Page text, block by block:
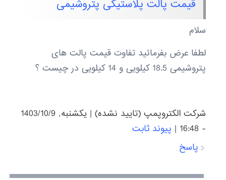
قیمت پالت پلاستیکی پتروشیمی
سلام
لطفا عرض بفرمائید تفاوت قیمت پالت های
پتروشیمی 18.5 کیلویی و 14 کیلویی در چیست ؟
شرکت الکتروپمپ (تایید نشده)|
يكشنبه, 1403/10/9
- 16:48
| پیوند ثابت
پاسخ